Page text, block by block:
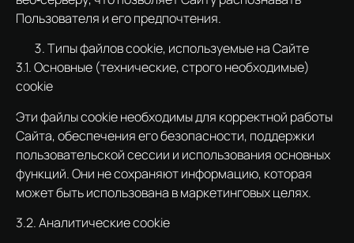
Пользователя и его предпочтения.
Типы файлов cookie, используемые на Сайте
3.1. Основные (технические, строго необходимые)
cookie
Эти файлы cookie необходимы для корректной работы
Сайта, обеспечения его безопасности, поддержки
пользовательской сессии и использования основных
функций. Они не сохраняют информацию, которая
может быть использована в маркетинговых целях.
3.2. Аналитические cookie